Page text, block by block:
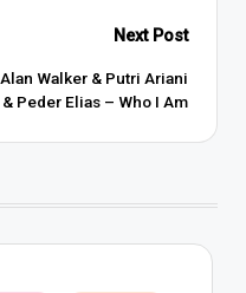
Next Post
Alan Walker & Putri Ariani
& Peder Elias – Who I Am